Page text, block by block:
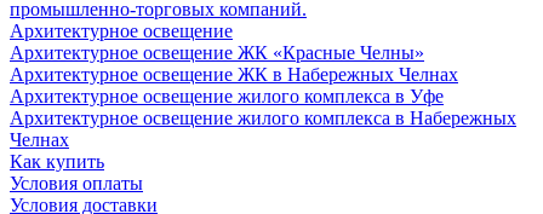
промышленно-торговых компаний.
Архитектурное освещение
Архитектурное освещение ЖК «Красные Челны»
Архитектурное освещение ЖК в Набережных Челнах
Архитектурное освещение жилого комплекса в Уфе
Архитектурное освещение жилого комплекса в Набережных
Челнах
Как купить
Условия оплаты
Условия доставки